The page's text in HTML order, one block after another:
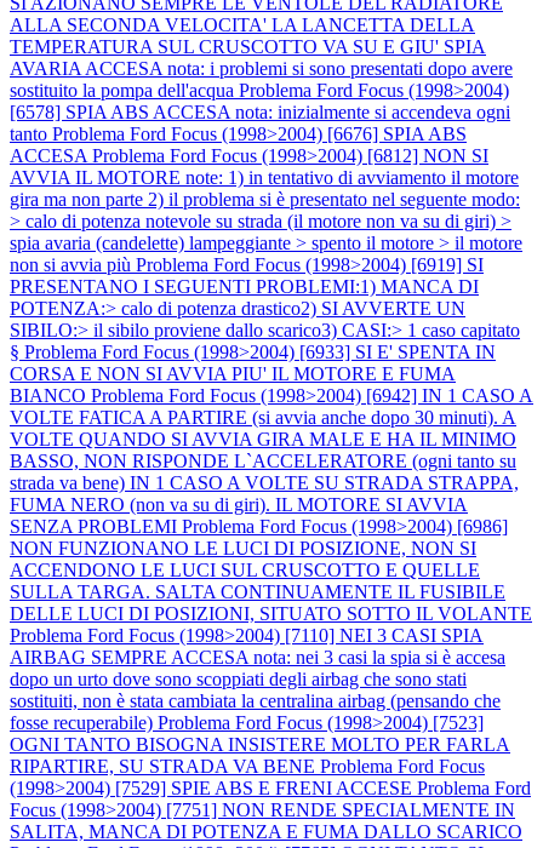
ALLA SECONDA VELOCITA' LA LANCETTA DELLA
TEMPERATURA SUL CRUSCOTTO VA SU E GIU' SPIA
AVARIA ACCESA nota: i problemi si sono presentati dopo avere
sostituito la pompa dell'acqua Problema Ford Focus (1998>2004)
[6578] SPIA ABS ACCESA nota: inizialmente si accendeva ogni
tanto Problema Ford Focus (1998>2004) [6676] SPIA ABS
ACCESA Problema Ford Focus (1998>2004) [6812] NON SI
AVVIA IL MOTORE note: 1) in tentativo di avviamento il motore
gira ma non parte 2) il problema si è presentato nel seguente modo:
> calo di potenza notevole su strada (il motore non va su di giri) >
spia avaria (candelette) lampeggiante > spento il motore > il motore
non si avvia più Problema Ford Focus (1998>2004) [6919] SI
PRESENTANO I SEGUENTI PROBLEMI:1) MANCA DI
POTENZA:> calo di potenza drastico2) SI AVVERTE UN
SIBILO:> il sibilo proviene dallo scarico3) CASI:> 1 caso capitato
§ Problema Ford Focus (1998>2004) [6933] SI E' SPENTA IN
CORSA E NON SI AVVIA PIU' IL MOTORE E FUMA
BIANCO Problema Ford Focus (1998>2004) [6942] IN 1 CASO A
VOLTE FATICA A PARTIRE (si avvia anche dopo 30 minuti). A
VOLTE QUANDO SI AVVIA GIRA MALE E HA IL MINIMO
BASSO, NON RISPONDE L`ACCELERATORE (ogni tanto su
strada va bene) IN 1 CASO A VOLTE SU STRADA STRAPPA,
FUMA NERO (non va su di giri). IL MOTORE SI AVVIA
SENZA PROBLEMI Problema Ford Focus (1998>2004) [6986]
NON FUNZIONANO LE LUCI DI POSIZIONE, NON SI
ACCENDONO LE LUCI SUL CRUSCOTTO E QUELLE
SULLA TARGA. SALTA CONTINUAMENTE IL FUSIBILE
DELLE LUCI DI POSIZIONI, SITUATO SOTTO IL VOLANTE
Problema Ford Focus (1998>2004) [7110] NEI 3 CASI SPIA
AIRBAG SEMPRE ACCESA nota: nei 3 casi la spia si è accesa
dopo un urto dove sono scoppiati degli airbag che sono stati
sostituiti, non è stata cambiata la centralina airbag (pensando che
fosse recuperabile) Problema Ford Focus (1998>2004) [7523]
OGNI TANTO BISOGNA INSISTERE MOLTO PER FARLA
RIPARTIRE, SU STRADA VA BENE Problema Ford Focus
(1998>2004) [7529] SPIE ABS E FRENI ACCESE Problema Ford
Focus (1998>2004) [7751] NON RENDE SPECIALMENTE IN
SALITA, MANCA DI POTENZA E FUMA DALLO SCARICO